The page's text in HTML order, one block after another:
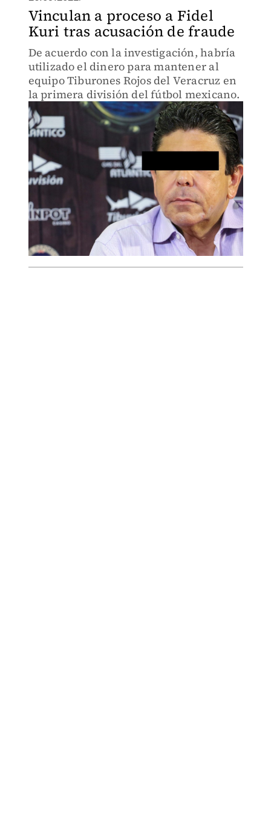
Vinculan a proceso a Fidel
Kuri tras acusación de fraude
De acuerdo con la investigación, habría
utilizado el dinero para mantener al
equipo Tiburones Rojos del Veracruz en
la primera división del fútbol mexicano.